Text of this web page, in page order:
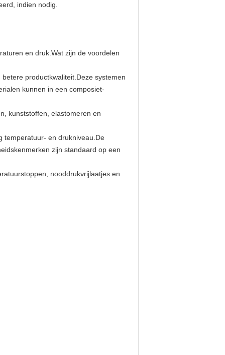
indien nodig.
en druk.Wat zijn de voordelen
productkwaliteit.Deze systemen
kunnen in een composiet-
kunststoffen, elastomeren en
temperatuur- en drukniveau.De
zijn standaard op een
nooddrukvrijlaatjes en